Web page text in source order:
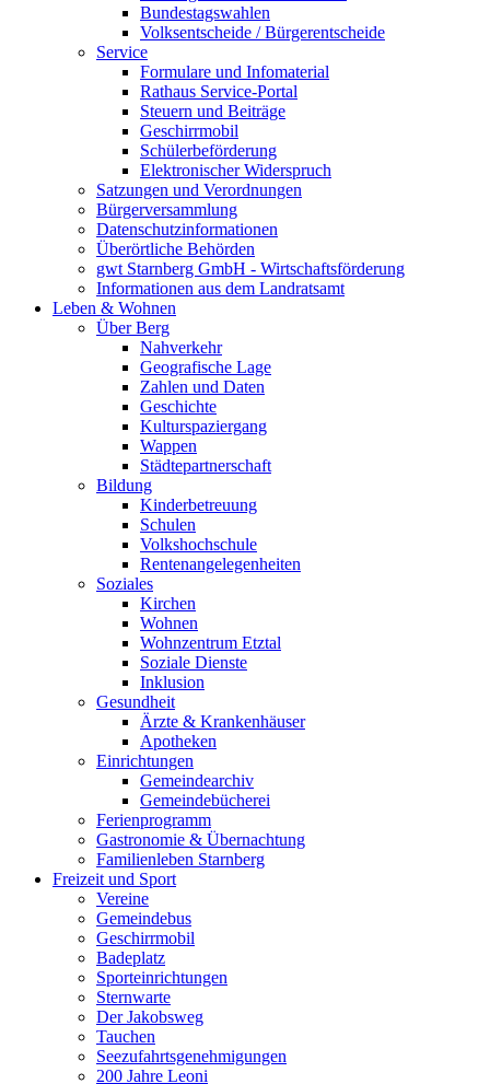
Bundestagswahlen
Volksentscheide / Bürgerentscheide
Service
Formulare und Infomaterial
Rathaus Service-Portal
Steuern und Beiträge
Geschirrmobil
Schülerbeförderung
Elektronischer Widerspruch
Satzungen und Verordnungen
Bürgerversammlung
Datenschutzinformationen
Überörtliche Behörden
gwt Starnberg GmbH - Wirtschaftsförderung
Informationen aus dem Landratsamt
Leben & Wohnen
Über Berg
Nahverkehr
Geografische Lage
Zahlen und Daten
Geschichte
Kulturspaziergang
Wappen
Städtepartnerschaft
Bildung
Kinderbetreuung
Schulen
Volkshochschule
Rentenangelegenheiten
Soziales
Kirchen
Wohnen
Wohnzentrum Etztal
Soziale Dienste
Inklusion
Gesundheit
Ärzte & Krankenhäuser
Apotheken
Einrichtungen
Gemeindearchiv
Gemeindebücherei
Ferienprogramm
Gastronomie & Übernachtung
Familienleben Starnberg
Freizeit und Sport
Vereine
Gemeindebus
Geschirrmobil
Badeplatz
Sporteinrichtungen
Sternwarte
Der Jakobsweg
Tauchen
Seezufahrtsgenehmigungen
200 Jahre Leoni